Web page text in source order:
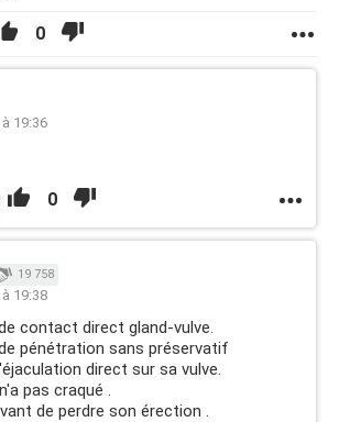
0
19:36
0
19 758
19:38
contact direct gland-vulve.
pénétration sans préservatif
direct sur sa vulve.
pas craqué .
de perdre son érection .